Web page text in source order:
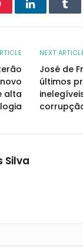
LinkedIn
alta
NEXT
José de
últimos
Silva